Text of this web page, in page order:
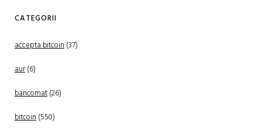
CATEGORII
accepta bitcoin(37)
aur(6)
bancomat(26)
bitcoin(550)